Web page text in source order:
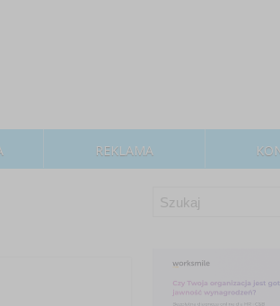
REKLAMA